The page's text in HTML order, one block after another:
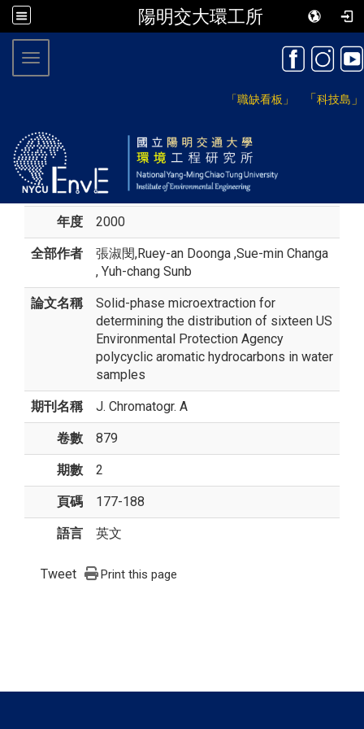
陽明交大環工所
「職缺看板」 「科技島 」
Toggle navigation
年度 2000
全部作者 張淑閔,Ruey-an Doonga ,Sue-min Changa
, Yuh-chang Sunb
論文名稱
Solid-phase microextraction for
determining the distribution of sixteen US
Environmental Protection Agency
polycyclic aromatic hydrocarbons in water
samples
期刊名稱 J. Chromatogr. A
卷數 879
期數 2
頁碼 177-188
語言 英文
Tweet Print this page